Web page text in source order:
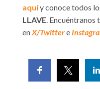
aquíy conoce todos
LLAVE. Encuéntranos
enX/Twittere